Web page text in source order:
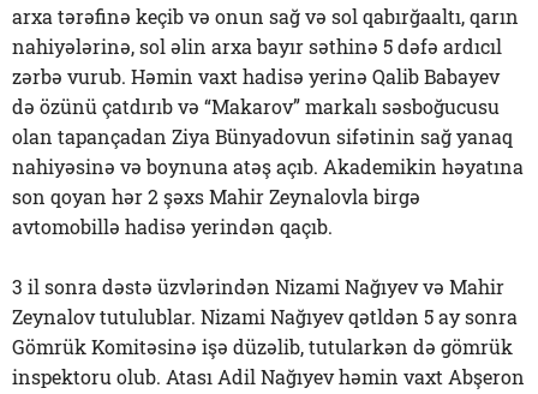
arxa tərəfinə keçib və onun sağ və sol qabırğaaltı, qarın
nahiyələrinə, sol əlin arxa bayır səthinə 5 dəfə ardıcıl
zərbə vurub. Həmin vaxt hadisə yerinə Qalib Babayev
də özünü çatdırıb və “Makarov” markalı səsboğucusu
olan tapançadan Ziya Bünyadovun sifətinin sağ yanaq
nahiyəsinə və boynuna atəş açıb. Akademikin həyatına
son qoyan hər 2 şəxs Mahir Zeynalovla birgə
avtomobillə hadisə yerindən qaçıb.
3 il sonra dəstə üzvlərindən Nizami Nağıyev və Mahir
Zeynalov tutulublar. Nizami Nağıyev qətldən 5 ay sonra
Gömrük Komitəsinə işə düzəlib, tutularkən də gömrük
inspektoru olub. Atası Adil Nağıyev həmin vaxt Abşeron